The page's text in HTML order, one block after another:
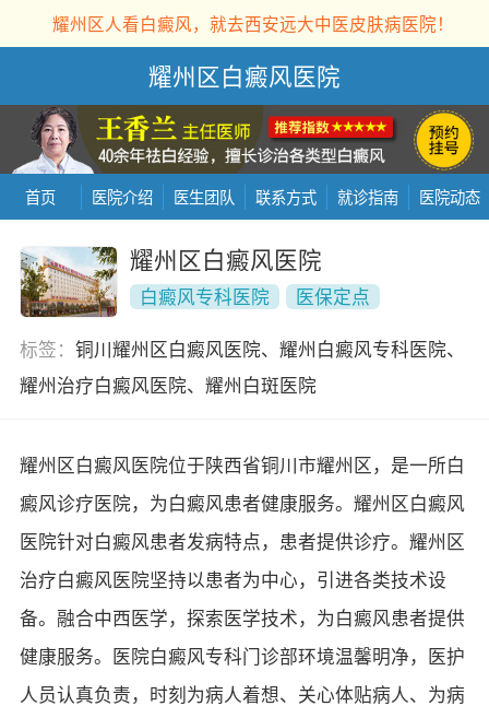
耀州区人看白癜风，就去西安远大中医皮肤病医院！
耀州区白癜风医院
首页 医院介绍 医生团队 联系方式 就诊指南 医院动态
耀州区白癜风医院
白癜风专科医院
医保定点
标签： 铜川耀州区白癜风医院、耀州白癜风专科医院、
耀州治疗白癜风医院、耀州白斑医院
耀州区白癜风医院位于陕西省铜川市耀州区，是一所白
癜风诊疗医院，为白癜风患者健康服务。耀州区白癜风
医院针对白癜风患者发病特点，患者提供诊疗。耀州区
治疗白癜风医院坚持以患者为中心，引进各类技术设
备。融合中西医学，探索医学技术，为白癜风患者提供
健康服务。医院白癜风专科门诊部环境温馨明净，医护
人员认真负责，时刻为病人着想、关心体贴病人、为病